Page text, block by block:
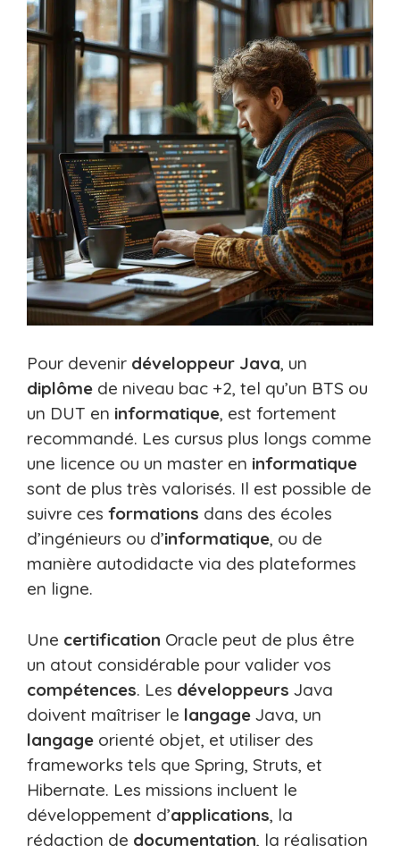
Pour devenir développeur Java, un
diplôme de niveau bac +2, tel qu’un BTS ou
un DUT en informatique, est fortement
recommandé. Les cursus plus longs comme
une licence ou un master en informatique
sont de plus très valorisés. Il est possible de
suivre ces formations dans des écoles
d’ingénieurs ou d’informatique, ou de
manière autodidacte via des plateformes
en ligne.
Une certification Oracle peut de plus être
un atout considérable pour valider vos
compétences. Les développeurs Java
doivent maîtriser le langage Java, un
langage orienté objet, et utiliser des
frameworks tels que Spring, Struts, et
Hibernate. Les missions incluent le
développement d’applications, la
rédaction de documentation, la réalisation